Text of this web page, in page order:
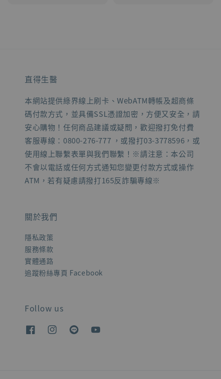
直得生醫
本網站提供綠界線上刷卡、WebATM轉帳及超商條
碼付款方式，並具備SSL憑證加密，方便又安全，請
安心購物！任何商品建議或疑問，歡迎撥打免付費
客服專線：0800-276-777 ，或撥打03-3778596，或
使用線上聯繫表單與我們聯繫！※請注意：本公司
不會以電話或任何方式通知您變更付款方式或操作
ATM，若有疑慮請撥打165反詐騙專線※
關於我們
隱私政策
服務條款
實體通路
追蹤粉絲專頁 Facebook
Follow us